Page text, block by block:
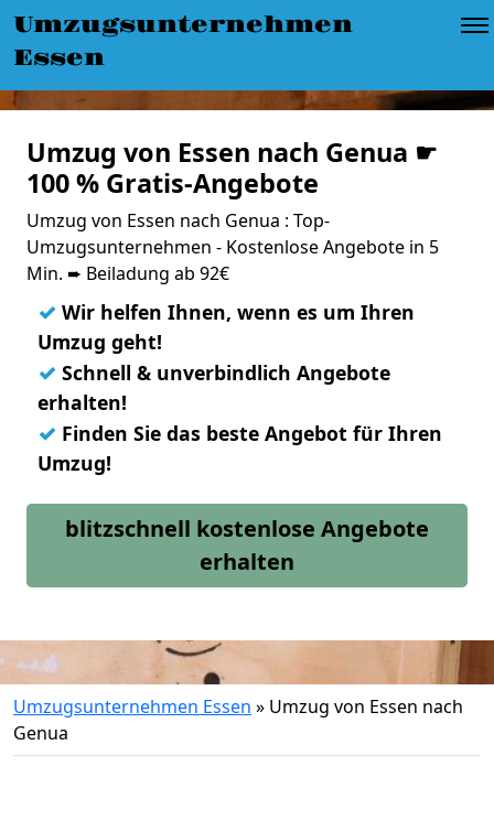
Umzugsunternehmen
Essen
Umzug von Essen nach Genua ☛
100 % Gratis-Angebote
Umzug von Essen nach Genua : Top-
Umzugsunternehmen - Kostenlose Angebote in 5
Min. ➨ Beiladung ab 92€
✓ Wir helfen Ihnen, wenn es um Ihren
Umzug geht!
✓ Schnell & unverbindlich Angebote
erhalten!
✓ Finden Sie das beste Angebot für Ihren
Umzug!
blitzschnell kostenlose Angebote
erhalten
Umzugsunternehmen Essen » Umzug von Essen nach
Genua